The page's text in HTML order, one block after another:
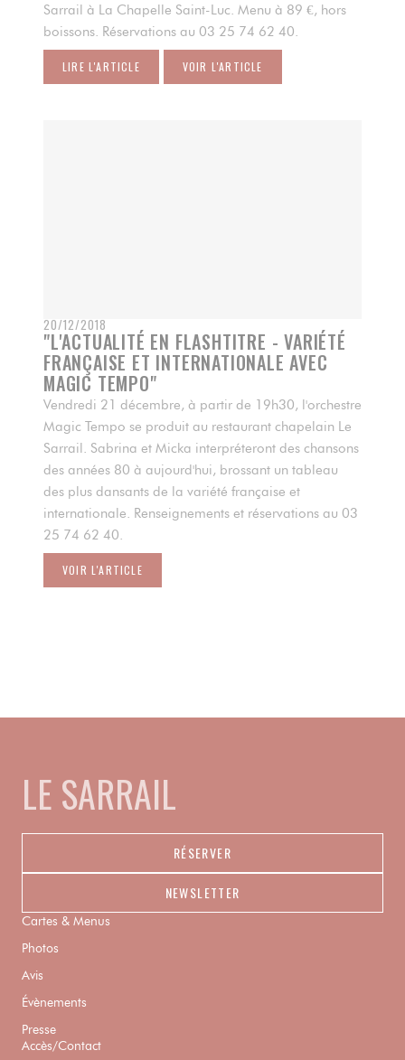
Sarrail à La Chapelle Saint-Luc. Menu à 89 €, hors
boissons. Réservations au 03 25 74 62 40.
LIRE L'ARTICLE((OUVRE UNE NOUVELLE FENÊTRE))
VOIR L'ARTICLE((OUVRE UNE NOUVELLE FENÊTRE))
20/12/2018
"L'ACTUALITÉ EN FLASHTITRE - VARIÉTÉ
FRANÇAISE ET INTERNATIONALE AVEC
MAGIC TEMPO"
Vendredi 21 décembre, à partir de 19h30, l'orchestre
Magic Tempo se produit au restaurant chapelain Le
Sarrail. Sabrina et Micka interpréteront des chansons
des années 80 à aujourd'hui, brossant un tableau
des plus dansants de la variété française et
internationale. Renseignements et réservations au 03
25 74 62 40.
VOIR L'ARTICLE((OUVRE UNE NOUVELLE FENÊTRE))
LE SARRAIL
RÉSERVER
NEWSLETTER
Cartes & Menus
Photos
Avis
Évènements
Presse
Accès/Contact